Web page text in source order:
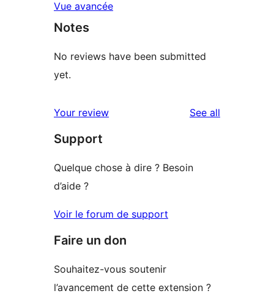
Vue avancée
Notes
No reviews have been submitted
yet.
Your review See all
Support
Quelque chose à dire ? Besoin
d’aide ?
Voir le forum de support
Faire un don
Souhaitez-vous soutenir
l’avancement de cette extension ?